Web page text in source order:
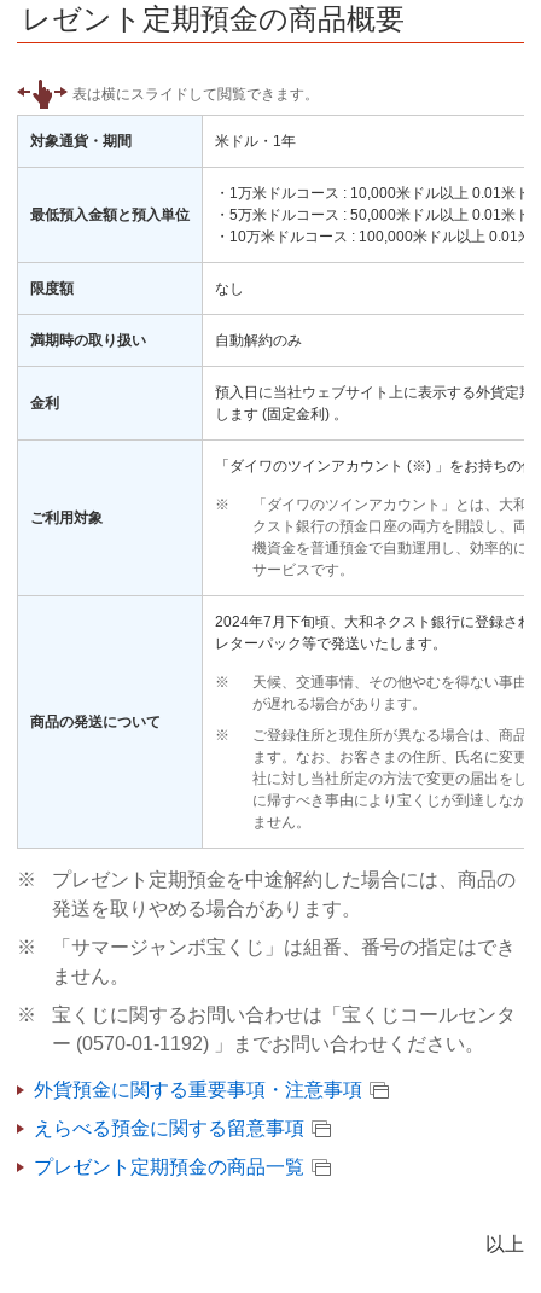
レゼント定期預金の商品概要
対象通貨・期間 米ドル・1年
最低預入金額と預入単位
・1万米ドルコース : 10,000米ドル以上 0.01米ド
・5万米ドルコース : 50,000米ドル以上 0.01米ド
・10万米ドルコース : 100,000米ドル以上 0.01米
限度額 なし
満期時の取り扱い 自動解約のみ
金利
預入日に当社ウェブサイト上に表示する外貨定期
します (固定金利) 。
ご利用対象
「ダイワのツインアカウント (※) 」をお持ちの
※
「ダイワのツインアカウント」とは、大和
クスト銀行の預金口座の両方を開設し、両
機資金を普通預金で自動運用し、効率的に
サービスです。
商品の発送について
2024年7月下旬頃、大和ネクスト銀行に登録され
レターパック等で発送いたします。
※
天候、交通事情、その他やむを得ない事由
が遅れる場合があります。
※
ご登録住所と現住所が異なる場合は、商品
ます。なお、お客さまの住所、氏名に変更
社に対し当社所定の方法で変更の届出をし
に帰すべき事由により宝くじが到達しなか
ません。
※
プレゼント定期預金を中途解約した場合には、商品の
発送を取りやめる場合があります。
※
「サマージャンボ宝くじ」は組番、番号の指定はでき
ません。
※
宝くじに関するお問い合わせは「宝くじコールセンタ
ー (0570-01-1192) 」までお問い合わせください。
外貨預金に関する重要事項・注意事項
えらべる預金に関する留意事項
プレゼント定期預金の商品一覧
以上